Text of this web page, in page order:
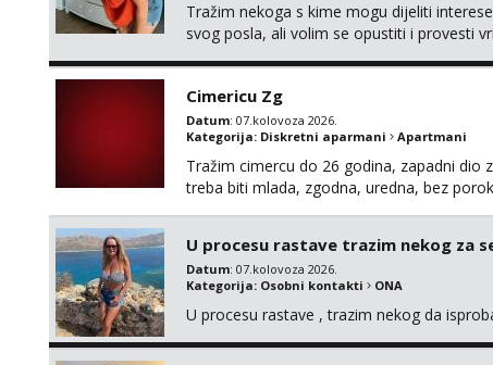
Tražim nekoga s kime mogu dijeliti
svog posla, ali volim se opustiti i provesti
Cimericu Zg
Datum: 07.kolovoza 2026.
Kategorija: Diskretni aparmani Apartmani
Tražim cimercu do 26 godina, zapadni
treba biti mlada, zgodna, uredna, bez
U procesu rastave trazim nekog za
Datum: 07.kolovoza 2026.
Kategorija: Osobni kontakti ONA
U procesu rastave , trazim nekog da